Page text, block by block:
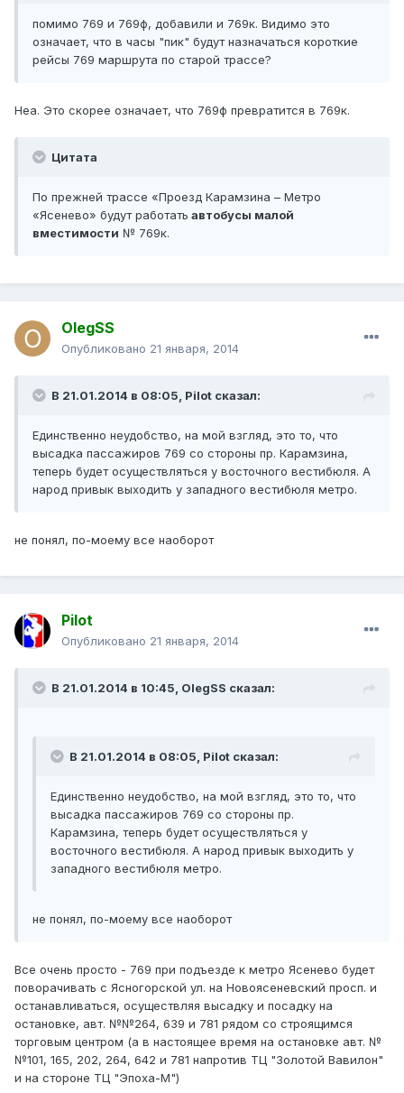
помимо 769 и 769ф, добавили и 769к. Видимо это
означает, что в часы "пик" будут назначаться короткие
рейсы 769 маршрута по старой трассе?
Неа. Это скорее означает, что 769ф превратится в 769к.
Цитата
По прежней трассе «Проезд Карамзина – Метро
«Ясенево» будут работать автобусы малой
вместимости № 769к.
OlegSS
Опубликовано 21 января, 2014
В 21.01.2014 в 08:05, Pilot сказал:
Единственно неудобство, на мой взгляд, это то, что
высадка пассажиров 769 со стороны пр. Карамзина,
теперь будет осуществляться у восточного вестибюля. А
народ привык выходить у западного вестибюля метро.
не понял, по-моему все наоборот
Pilot
Опубликовано 21 января, 2014
В 21.01.2014 в 10:45, OlegSS сказал:
В 21.01.2014 в 08:05, Pilot сказал:
Единственно неудобство, на мой взгляд, это то, что
высадка пассажиров 769 со стороны пр.
Карамзина, теперь будет осуществляться у
восточного вестибюля. А народ привык выходить у
западного вестибюля метро.
не понял, по-моему все наоборот
Все очень просто - 769 при подъезде к метро Ясенево будет
поворачивать с Ясногорской ул. на Новоясеневский просп. и
останавливаться, осуществляя высадку и посадку на
остановке, авт. №№264, 639 и 781 рядом со строящимся
торговым центром (а в настоящее время на остановке авт. №
№101, 165, 202, 264, 642 и 781 напротив ТЦ "Золотой Вавилон"
и на стороне ТЦ "Эпоха-М")